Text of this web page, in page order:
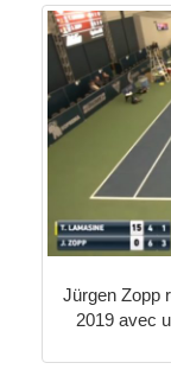
Jürgen Zopp
2019 avec